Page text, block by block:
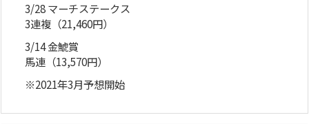
3/28 マーチステークス
3連複（21,460円）
3/14 金鯱賞
馬連（13,570円）
※2021年3月予想開始